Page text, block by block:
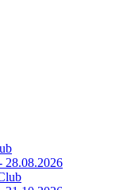
28.08.2026